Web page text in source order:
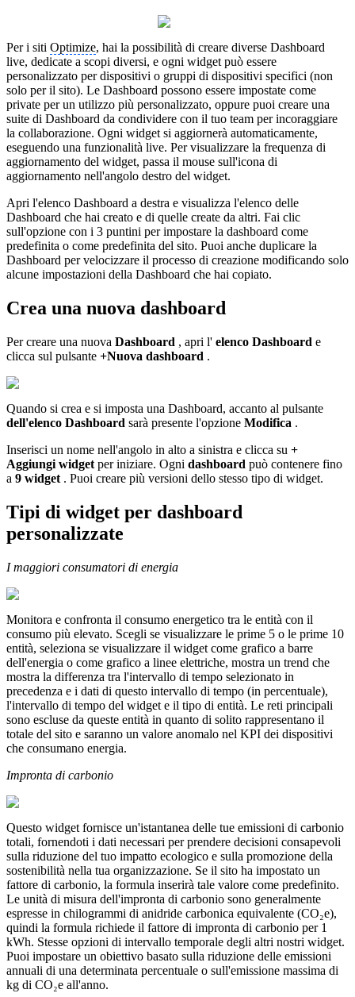
Per i siti Optimize, hai la possibilità di creare diverse Dashboard
live, dedicate a scopi diversi, e ogni widget può essere
personalizzato per dispositivi o gruppi di dispositivi specifici (non
solo per il sito). Le Dashboard possono essere impostate come
private per un utilizzo più personalizzato, oppure puoi creare una
suite di Dashboard da condividere con il tuo team per incoraggiare
la collaborazione. Ogni widget si aggiornerà automaticamente,
eseguendo una funzionalità live. Per visualizzare la frequenza di
aggiornamento del widget, passa il mouse sull'icona di
aggiornamento nell'angolo destro del widget.
Apri l'elenco Dashboard a destra e visualizza l'elenco delle
Dashboard che hai creato e di quelle create da altri. Fai clic
sull'opzione con i 3 puntini per impostare la dashboard come
predefinita o come predefinita del sito. Puoi anche duplicare la
Dashboard per velocizzare il processo di creazione modificando solo
alcune impostazioni della Dashboard che hai copiato.
Crea una nuova dashboard
Per creare una nuova Dashboard , apri l' elenco Dashboard e
clicca sul pulsante +Nuova dashboard .
Quando si crea e si imposta una Dashboard, accanto al pulsante
dell'elenco Dashboard sarà presente l'opzione Modifica .
Inserisci un nome nell'angolo in alto a sinistra e clicca su +
Aggiungi widget per iniziare. Ogni dashboard può contenere fino
a 9 widget . Puoi creare più versioni dello stesso tipo di widget.
Tipi di widget per dashboard
personalizzate
I maggiori consumatori di energia
Monitora e confronta il consumo energetico tra le entità con il
consumo più elevato. Scegli se visualizzare le prime 5 o le prime 10
entità, seleziona se visualizzare il widget come grafico a barre
dell'energia o come grafico a linee elettriche, mostra un trend che
mostra la differenza tra l'intervallo di tempo selezionato in
precedenza e i dati di questo intervallo di tempo (in percentuale),
l'intervallo di tempo del widget e il tipo di entità. Le reti principali
sono escluse da queste entità in quanto di solito rappresentano il
totale del sito e saranno un valore anomalo nel KPI dei dispositivi
che consumano energia.
Impronta di carbonio
Questo widget fornisce un'istantanea delle tue emissioni di carbonio
totali, fornendoti i dati necessari per prendere decisioni consapevoli
sulla riduzione del tuo impatto ecologico e sulla promozione della
sostenibilità nella tua organizzazione. Se il sito ha impostato un
fattore di carbonio, la formula inserirà tale valore come predefinito.
Le unità di misura dell'impronta di carbonio sono generalmente
espresse in chilogrammi di anidride carbonica equivalente (CO₂e),
quindi la formula richiede il fattore di impronta di carbonio per 1
kWh. Stesse opzioni di intervallo temporale degli altri nostri widget.
Puoi impostare un obiettivo basato sulla riduzione delle emissioni
annuali di una determinata percentuale o sull'emissione massima di
kg di CO₂e all'anno.